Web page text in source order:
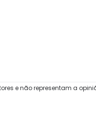
e não representam a